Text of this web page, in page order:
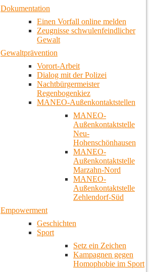
Dokumentation
Einen Vorfall online melden
Zeugnisse schwulenfeindlicher
Gewalt
Gewaltprävention
Vorort-Arbeit
Dialog mit der Polizei
Nachtbürgermeister
Regenbogenkiez
MANEO-Außenkontaktstellen
MANEO-
Außenkontaktstelle
Neu-
Hohenschönhausen
MANEO-
Außenkontaktstelle
Marzahn-Nord
MANEO-
Außenkontaktstelle
Zehlendorf-Süd
Empowerment
Geschichten
Sport
Setz ein Zeichen
Kampagnen gegen
Homophobie im Sport